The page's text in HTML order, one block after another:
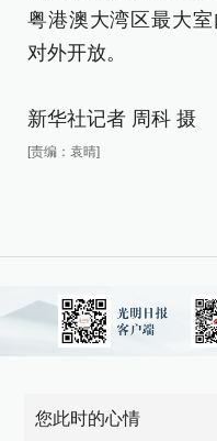
粤港澳大湾区最大
对外开放。
新华社记者 周科 摄
[责编：袁晴]
您此时的心情